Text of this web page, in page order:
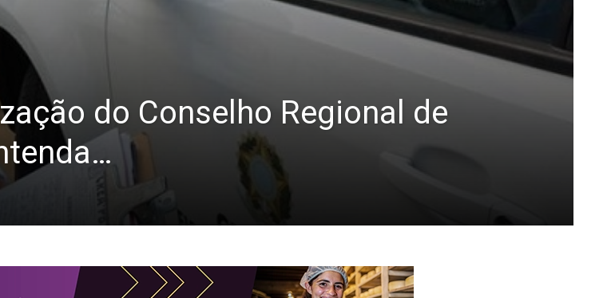
do Conselho Regional de